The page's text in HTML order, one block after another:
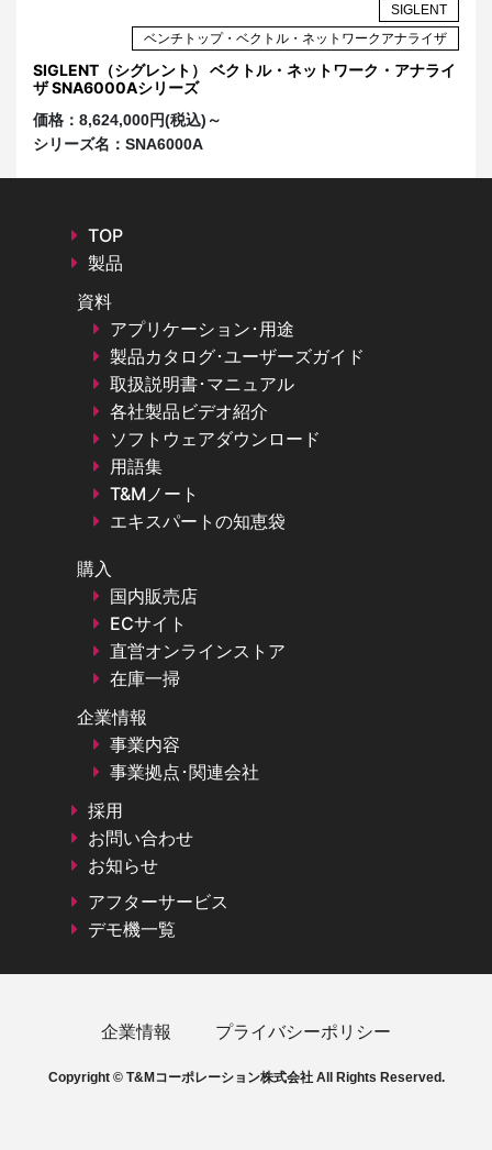
SIGLENT
ベンチトップ・ベクトル・ネットワークアナライザ
SIGLENT（シグレント） ベクトル・ネットワーク・アナライ
ザ SNA6000Aシリーズ
価格： 8,624,000円(税込)～
シリーズ名： SNA6000A
TOP
製品
資料
アプリケーション･用途
製品カタログ･ユーザーズガイド
取扱説明書･マニュアル
各社製品ビデオ紹介
ソフトウェアダウンロード
用語集
T&Mノート
エキスパートの知恵袋
購入
国内販売店
ECサイト
直営オンラインストア
在庫一掃
企業情報
事業内容
事業拠点･関連会社
採用
お問い合わせ
お知らせ
アフターサービス
デモ機一覧
企業情報 プライバシーポリシー
Copyright © T&Mコーポレーション株式会社 All Rights Reserved.